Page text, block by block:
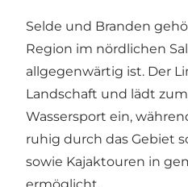
Selde und Branden
Region im nördlichen
allgegenwärtig ist. Der
Landschaft und lädt
Wassersport ein,
ruhig durch das Gebiet
sowie Kajaktouren in